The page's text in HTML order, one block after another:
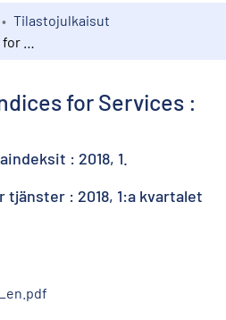
Tilastojulkaisut
for Services :
: 2018, 1.
: 2018, 1:a kvartalet